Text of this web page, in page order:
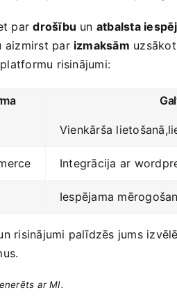
pardrošību un atbalsta‌
aizmirst par izmaksām
risinājumi:
Vienkārša
Integrācija ar
Iespējama
risinājumi palīdzēs jums
ar MI.